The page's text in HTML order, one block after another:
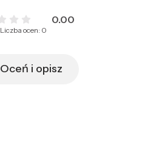
0.00
Liczba ocen: 0
Oceń i opisz